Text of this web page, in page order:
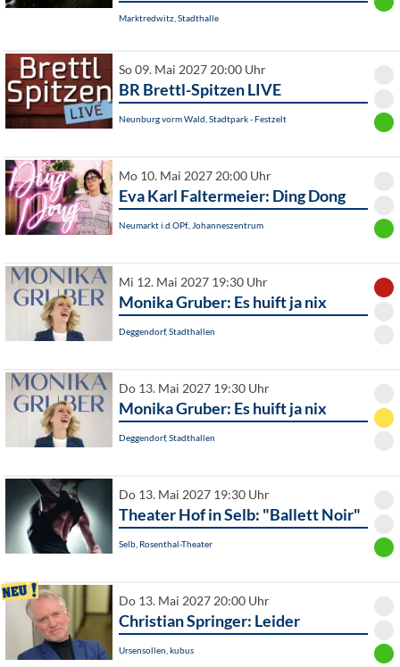
Marktredwitz, Stadthalle
So 09. Mai 2027 20:00 Uhr
BR Brettl-Spitzen LIVE
Neunburg vorm Wald, Stadtpark - Festzelt
Mo 10. Mai 2027 20:00 Uhr
Eva Karl Faltermeier: Ding Dong
Neumarkt i.d.OPf., Johanneszentrum
Mi 12. Mai 2027 19:30 Uhr
Monika Gruber: Es huift ja nix
Deggendorf, Stadthallen
Do 13. Mai 2027 19:30 Uhr
Monika Gruber: Es huift ja nix
Deggendorf, Stadthallen
Do 13. Mai 2027 19:30 Uhr
Theater Hof in Selb: "Ballett Noir"
Selb, Rosenthal-Theater
Do 13. Mai 2027 20:00 Uhr
Christian Springer: Leider
Ursensollen, kubus